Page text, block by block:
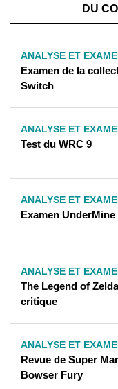
DU
ANALYSE ET
Examen de la
Switch
ANALYSE ET
Test du WRC 9
ANALYSE ET
Examen UnderMine
ANALYSE ET
The Legend of
critique
ANALYSE ET
Revue de Super
Bowser Fury